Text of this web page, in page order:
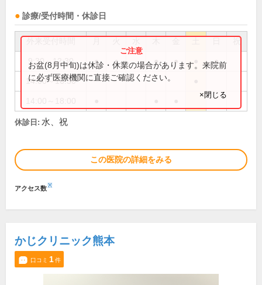
診療/受付時間・休診日
祝
9:30～12:30 ● ● ● ● ●
14:00～16:30
お盆(8月中旬)は休診・休業の場合があります。来院前
に必ず医療機関に直接ご確認ください。
×閉じる
休診日: 水、祝
この医院の詳細をみる
アクセス数※
かじクリニック熊本
口コミ 1件